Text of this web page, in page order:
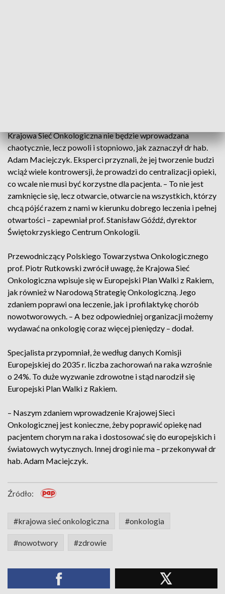
Krajowa Sieć Onkologiczna nie będzie wprowadzana
chaotycznie, lecz powoli i stopniowo, jak zaznaczył dr hab.
Adam Maciejczyk. Eksperci przyznali, że jej tworzenie budzi
wciąż wiele kontrowersji, że prowadzi do centralizacji opieki,
co wcale nie musi być korzystne dla pacjenta. – To nie jest
zamknięcie się, lecz otwarcie, otwarcie na wszystkich, którzy
chcą pójść razem z nami w kierunku dobrego leczenia i pełnej
otwartości – zapewniał prof. Stanisław Góźdź, dyrektor
Świętokrzyskiego Centrum Onkologii.
Przewodniczący Polskiego Towarzystwa Onkologicznego
prof. Piotr Rutkowski zwrócił uwagę, że Krajowa Sieć
Onkologiczna wpisuje się w Europejski Plan Walki z Rakiem,
jak również w Narodową Strategię Onkologiczną. Jego
zdaniem poprawi ona leczenie, jak i profilaktykę chorób
nowotworowych. – A bez odpowiedniej organizacji możemy
wydawać na onkologię coraz więcej pieniędzy – dodał.
Specjalista przypomniał, że według danych Komisji
Europejskiej do 2035 r. liczba zachorowań na raka wzrośnie
o 24%. To duże wyzwanie zdrowotne i stąd narodził się
Europejski Plan Walki z Rakiem.
– Naszym zdaniem wprowadzenie Krajowej Sieci
Onkologicznej jest konieczne, żeby poprawić opiekę nad
pacjentem chorym na raka i dostosować się do europejskich i
światowych wytycznych. Innej drogi nie ma – przekonywał dr
hab. Adam Maciejczyk.
Źródło:
#krajowa sieć onkologiczna #onkologia
#nowotwory #zdrowie